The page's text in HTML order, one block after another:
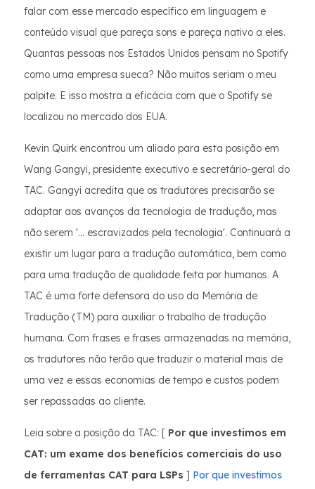
falar com esse mercado específico em linguagem e
conteúdo visual que pareça sons e pareça nativo a eles.
Quantas pessoas nos Estados Unidos pensam no Spotify
como uma empresa sueca? Não muitos seriam o meu
palpite. E isso mostra a eficácia com que o Spotify se
localizou no mercado dos EUA.
Kevin Quirk encontrou um aliado para esta posição em
Wang Gangyi, presidente executivo e secretário-geral do
TAC. Gangyi acredita que os tradutores precisarão se
adaptar aos avanços da tecnologia de tradução, mas
não serem '... escravizados pela tecnologia'. Continuará a
existir um lugar para a tradução automática, bem como
para uma tradução de qualidade feita por humanos. A
TAC é uma forte defensora do uso da Memória de
Tradução (TM) para auxiliar o trabalho de tradução
humana. Com frases e frases armazenadas na memória,
os tradutores não terão que traduzir o material mais de
uma vez e essas economias de tempo e custos podem
ser repassadas ao cliente.
Leia sobre a posição da TAC: [ Por que investimos em
CAT: um exame dos benefícios comerciais do uso
de ferramentas CAT para LSPs ] Por que investimos